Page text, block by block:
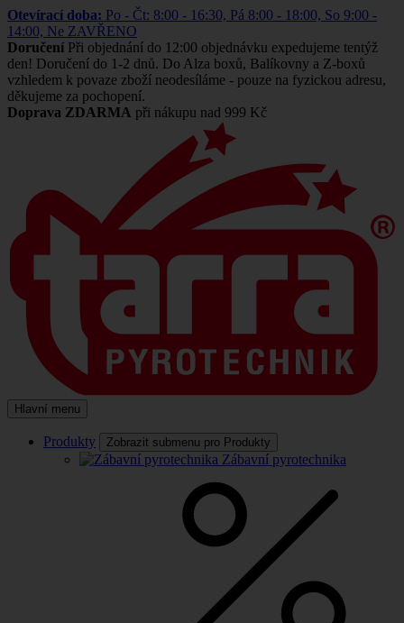
Otevírací doba: Po - Čt: 8:00 - 16:30, Pá 8:00 - 18:00, So 9:00 -
14:00, Ne ZAVŘENO
Doručení Při objednání do 12:00 objednávku expedujeme tentýž
den! Doručení do 1-2 dnů. Do Alza boxů, Balíkovny a Z-boxů
vzhledem k povaze zboží neodesíláme - pouze na fyzickou adresu,
děkujeme za pochopení.
Doprava ZDARMA při nákupu nad 999 Kč
Hlavní menu
Produkty Zobrazit submenu pro Produkty
Zábavní pyrotechnika